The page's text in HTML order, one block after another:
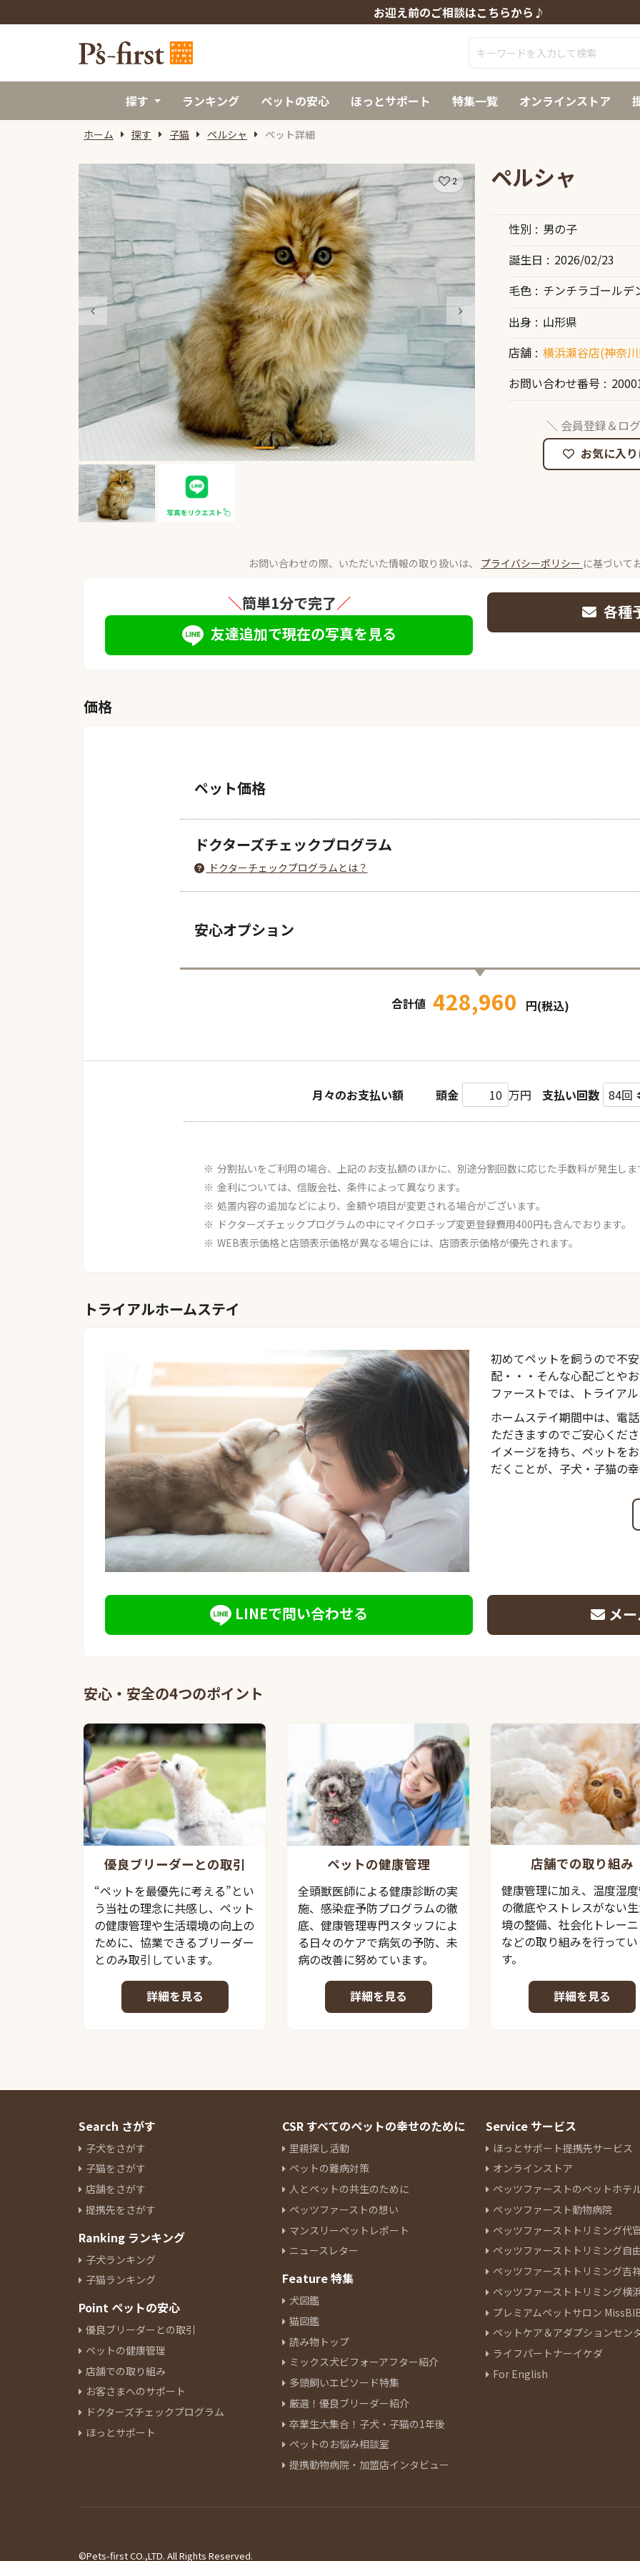
お迎え前のご相談はこちらから♪
探す ランキング ペットの安心 ほっとサポート 特集一覧 オンラインストア
ホーム 探す 子猫 ペルシャ ペット詳細
2 ペルシャ
性別
男の子
誕生日
2026/02/23
毛色
チンチラゴールデ
出身
山形県
店舗
横浜瀬谷店(神奈
お問い合わせ番号
＼ 会員登録＆ロ
お気に入
お問い合わせの際、いただいた情報の取り扱いは、 プライバシーポリシー に基づいて
＼簡単1分で完了／
友達追加で現在の写真を見る
各種
価格
ペット価格
ドクターズチェックプログラム
ドクターチェックプログラムとは？
安心オプション
合計値 428,960 円(税込)
月々のお支払い額 頭金 万円 支払い回数
分割払いをご利用の場合、上記のお支払額のほかに、別途分割回数に応じた手数料が発生しま
金利については、信販会社、条件によって異なります。
処置内容の追加などにより、金額や項目が変更される場合がございます。
ドクターズチェックプログラムの中にマイクロチップ変更登録費用400円も含んでおります。
WEB表示価格と店頭表示価格が異なる場合には、店頭表示価格が優先されます。
トライアルホームステイ
初めてペットを飼うので不
配・・・そんな心配ごとや
ファーストでは、トライア
ホームステイ期間中は、電
ただきますのでご安心くだ
イメージを持ち、ペットを
だくことが、子犬・子猫の
LINEで問い合わせる メ
安心・安全の4つのポイント
優良ブリーダーとの取引
“ペットを最優先に考える”とい
う当社の理念に共感し、ペット
の健康管理や生活環境の向上の
ために、協業できるブリーダー
とのみ取引しています。
詳細を見る
ペットの健康管理
全頭獣医師による健康診断の実
施、感染症予防プログラムの徹
底、健康管理専門スタッフによ
る日々のケアで病気の予防、未
病の改善に努めています。
詳細を見る
店舗での取り組み
健康管理に加え、温度湿
の徹底やストレスがない
境の整備、社会化トレー
などの取り組みを行って
す。
詳細を見る
Search さがす
子犬をさがす
子猫をさがす
店舗をさがす
提携先をさがす
Ranking ランキング
子犬ランキング
子猫ランキング
Point ペットの安心
優良ブリーダーとの取引
ペットの健康管理
店舗での取り組み
お客さまへのサポート
ドクターズチェックプログラム
ほっとサポート
CSR すべてのペットの幸せのために
里親探し活動
ペットの難病対策
人とペットの共生のために
ペッツファーストの想い
マンスリーペットレポート
ニュースレター
Feature 特集
犬図鑑
猫図鑑
読み物トップ
ミックス犬ビフォーアフター紹介
多頭飼いエピソード特集
厳選！優良ブリーダー紹介
卒業生大集合！子犬・子猫の1年後
ペットのお悩み相談室
提携動物病院・加盟店インタビュー
Service サービス
ほっとサポート提携先サービス
オンラインストア
ペッツファーストのペットホテ
ペッツファースト動物病院
ペッツファーストトリミング代
ペッツファーストトリミング自
ペッツファーストトリミング吉
ペッツファーストトリミング横
プレミアムペットサロン
ペットケア＆アダプションセン
ライフパートナーイケダ
For English
©Pets-first CO.,LTD. All Rights Reserved.